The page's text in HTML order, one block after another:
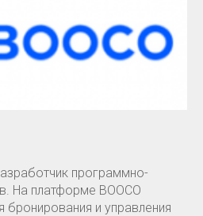
программно-
На платформе BOOCO
и управления